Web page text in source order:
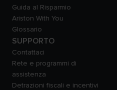
Guida al Risparmio
Ariston With You
Glossario
SUPPORTO
Contattaci
Rete e programmi di
assistenza
Detrazioni fiscali e incentivi